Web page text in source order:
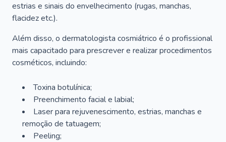
estrias e sinais do envelhecimento (rugas, manchas,
flacidez etc.).
Além disso, o dermatologista cosmiátrico é o profissional
mais capacitado para prescrever e realizar procedimentos
cosméticos, incluindo:
Toxina botulínica;
Preenchimento facial e labial;
Laser para rejuvenescimento, estrias, manchas e
remoção de tatuagem;
Peeling;